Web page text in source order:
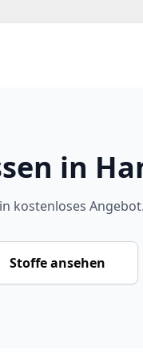
in
kostenloses Angebot.
Stoffe ansehen